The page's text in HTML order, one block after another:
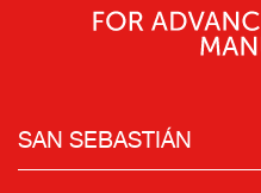
SAN SEBASTIÁN